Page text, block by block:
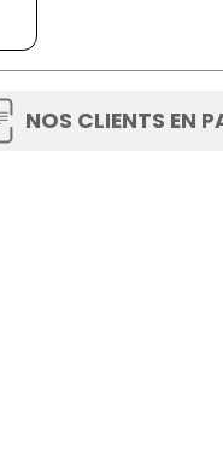
NOS CLIENTS EN